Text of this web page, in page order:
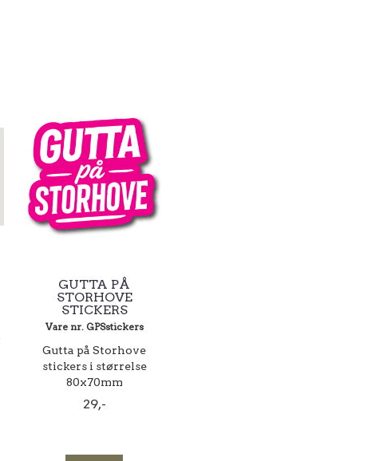
GUTTA PÅ
STORHOVE
STICKERS
Vare nr. GPSstickers
Gutta på Storhove
stickers i størrelse
80x70mm
29,-